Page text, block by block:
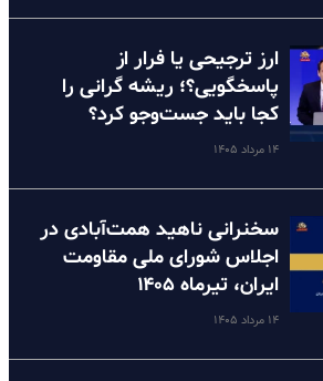
ارز ترجیحی یا فرار از
پاسخگویی؟؛ ریشه گرانی را
کجا باید جست‌وجو کرد؟
۱۴ مرداد ۱۴۰۵
سخنرانی ناهید همت‌آبادی در
اجلاس شورای ملی مقاومت
ایران، تیرماه ۱۴۰۵
۱۴ مرداد ۱۴۰۵